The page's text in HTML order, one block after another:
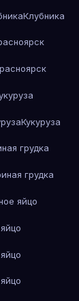
Клубника
Кукуруза
грудка
грудка
яйцо